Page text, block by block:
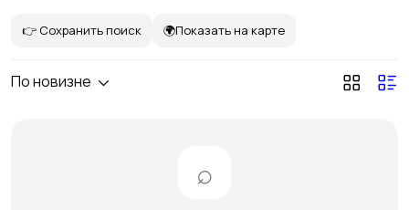
👉 Сохранить поиск 🌍Показать на карте
По новизне